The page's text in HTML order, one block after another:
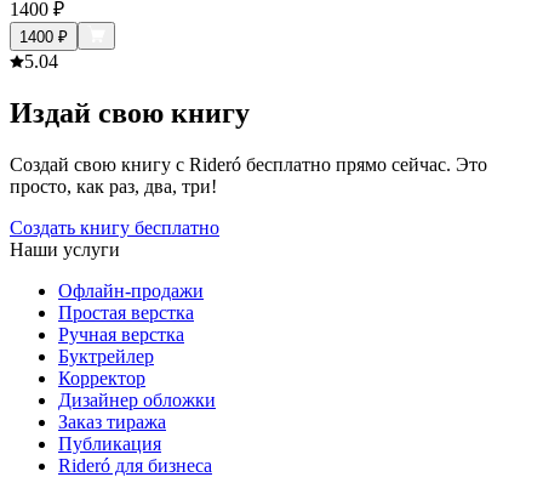
1400 ₽
1400 ₽
5.04
Издай свою книгу
Создай свою книгу с Rideró бесплатно прямо сейчас. Это
просто, как раз, два, три!
Создать книгу бесплатно
Наши услуги
Офлайн-продажи
Простая верстка
Ручная верстка
Буктрейлер
Корректор
Дизайнер обложки
Заказ тиража
Публикация
Rideró для бизнеса